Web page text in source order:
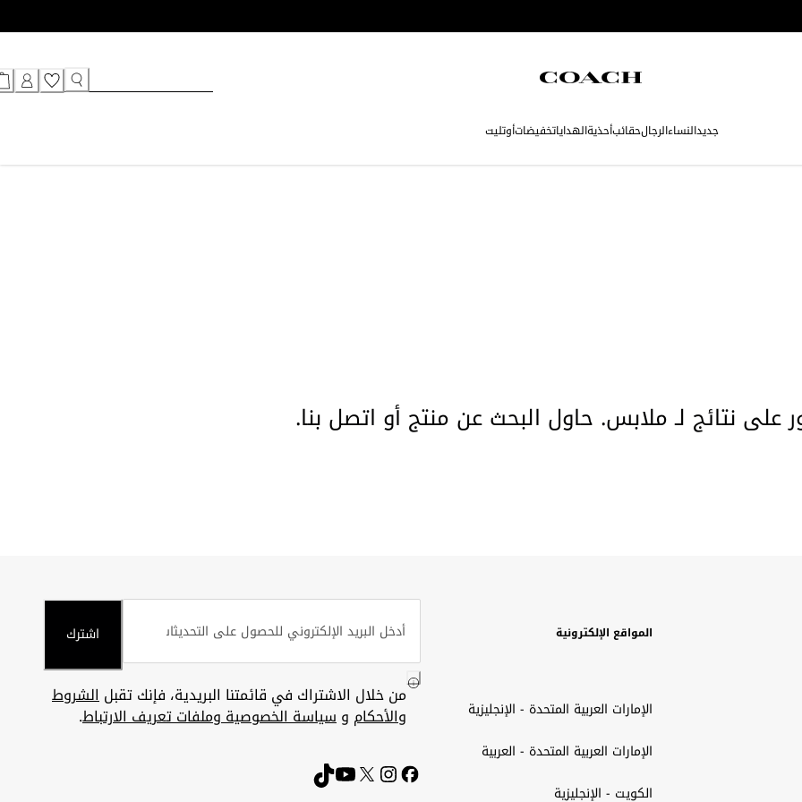
جديدالنساءالرجالحقائبأحذيةالهداياتخفيضاتأوتليت
على نتائج لـ ملابس. حاول البحث عن منتج أو اتصل بنا.
المواقع الإلكترونية
الإمارات العربية المتحدة - الإنجليزية
الإمارات العربية المتحدة - العربية
الكويت - الإنجليزية
اشترك
من خلال الاشتراك في قائمتنا البريدية، فإنك تقبلالشروط
والأحكام وسياسة الخصوصية وملفات تعريف الارتباط.